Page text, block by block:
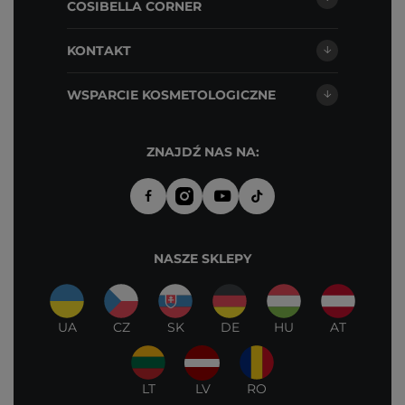
COSIBELLA CORNER
KONTAKT
WSPARCIE KOSMETOLOGICZNE
ZNAJDŹ NAS NA:
NASZE SKLEPY
UA CZ SK DE HU AT
LT LV RO